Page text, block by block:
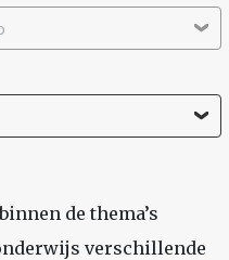
de thema’s
verschillende